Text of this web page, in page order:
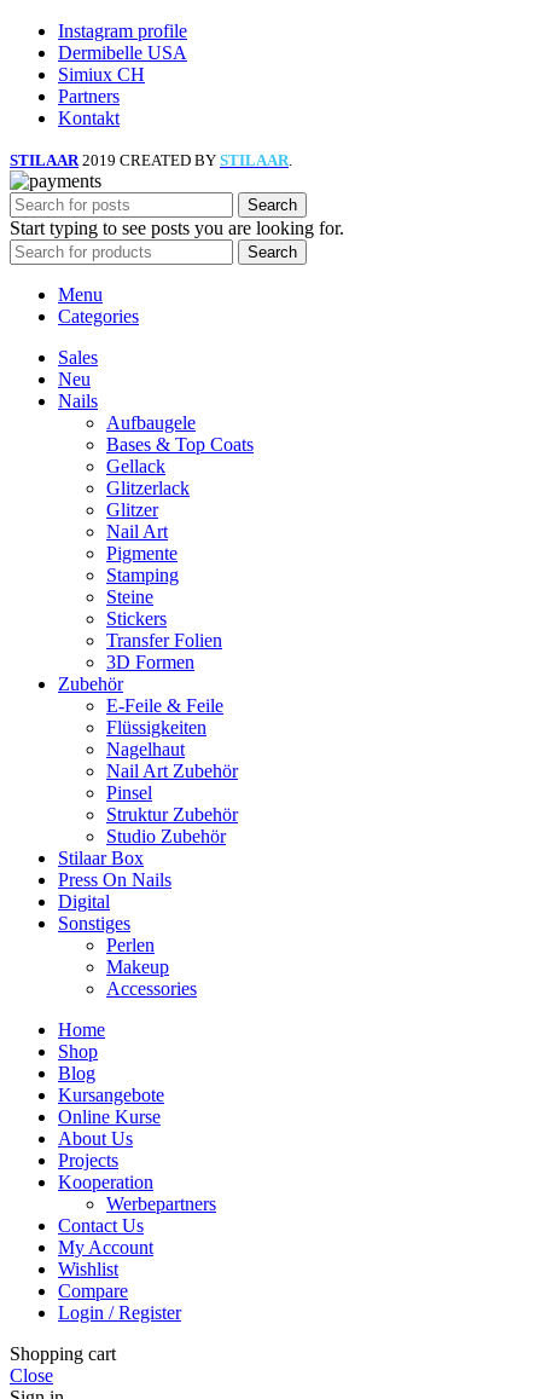
Instagram profile
Dermibelle USA
Simiux CH
Partners
Kontakt
STILAAR 2019 CREATED BY STILAAR
Search
Start typing to see posts you are looking for.
Search
Menu
Categories
Sales
Neu
Nails
Aufbaugele
Bases & Top Coats
Gellack
Glitzerlack
Glitzer
Nail Art
Pigmente
Stamping
Steine
Stickers
Transfer Folien
3D Formen
Zubehör
E-Feile & Feile
Flüssigkeiten
Nagelhaut
Nail Art Zubehör
Pinsel
Struktur Zubehör
Studio Zubehör
Stilaar Box
Press On Nails
Digital
Sonstiges
Perlen
Makeup
Accessories
Home
Shop
Blog
Kursangebote
Online Kurse
About Us
Projects
Kooperation
Werbepartners
Contact Us
My Account
Wishlist
Compare
Login / Register
Shopping cart
Close